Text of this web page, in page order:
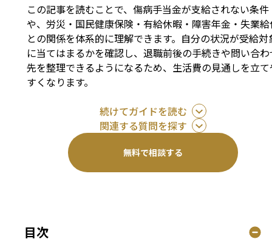
この記事を読むことで、傷病手当金が支給されない条件
や、労災・国民健康保険・有給休暇・障害年金・失業
との関係を体系的に理解できます。自分の状況が受給対
に当てはまるかを確認し、退職前後の手続きや問い合
先を整理できるようになるため、生活費の見通しを立
すくなります。
続けてガイドを読む
関連する質問を探す
無料で相談する
目次